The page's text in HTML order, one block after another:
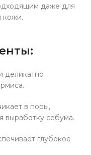
даже для
кожи.
деликатно
в поры,
выработку себума.
глубокое